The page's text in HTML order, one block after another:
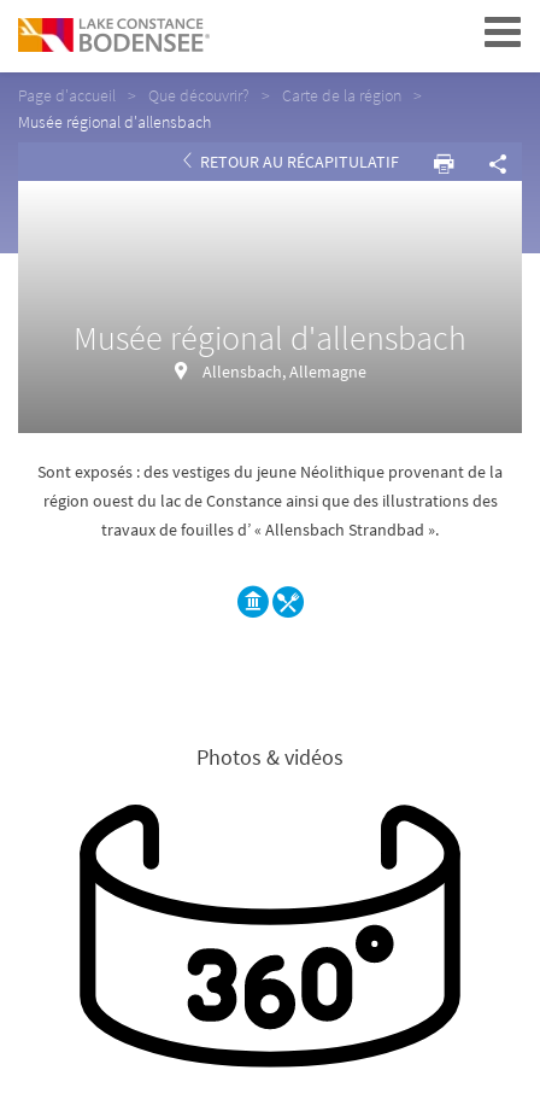
Navigation
Page d'accueil Que découvrir?
Carte de la région
Musée régional d'allensbach
RETOUR AU RÉCAPITULATIF
Musée régional d'allensbach
Allensbach, Allemagne
Sont exposés : des vestiges du jeune Néolithique provenant de la
région ouest du lac de Constance ainsi que des illustrations des
travaux de fouilles d’ « Allensbach Strandbad ».
Photos & vidéos